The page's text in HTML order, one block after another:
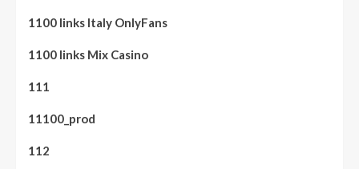
1100 links Italy OnlyFans
1100 links Mix Casino
111
11100_prod
112